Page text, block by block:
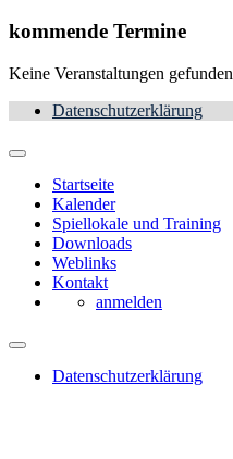
kommende Termine
Keine Veranstaltungen gefunden
Datenschutzerklärung
Startseite
Kalender
Spiellokale und Training
Downloads
Weblinks
Kontakt
anmelden
Datenschutzerklärung